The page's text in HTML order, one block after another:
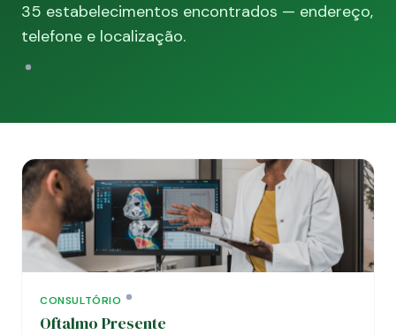
35 estabelecimentos encontrados — endereço,
telefone e localização.
CONSULTÓRIO
Oftalmo Presente